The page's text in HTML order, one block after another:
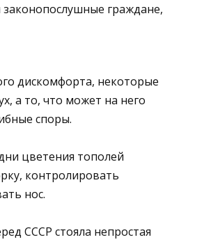
граждане,
дискомфорта, некоторые
а то, что может на него
споры.
цветения тополей
контролировать
нос.
СССР стояла непростая